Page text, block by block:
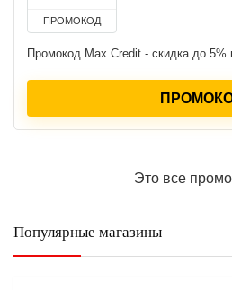
ПРОМОКОД
Промокод Max.Credit - скидка до 5%
Это все
Популярные магазины